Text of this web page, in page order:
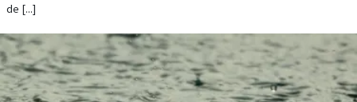
de [...]